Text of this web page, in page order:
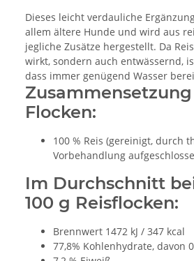
Dieses leicht verdauliche
allem ältere Hunde und wird aus
jegliche Zusätze hergestellt. Da
wirkt, sondern auch entwässernd,
dass immer genügend Wasser
Flocken:
100 % Reis (gereinigt, durch
Vorbehandlung
Im Durchschnitt
100 g Reisflocken:
Brennwert 1472 kJ / 347 kcal
77,8% Kohlenhydrate, davon